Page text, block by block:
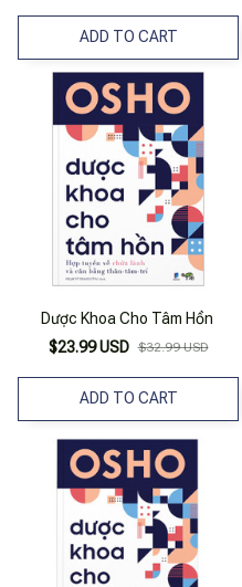
ADD TO CART
Dược Khoa Cho Tâm Hồn
$23.99 USD $32.99 USD
ADD TO CART